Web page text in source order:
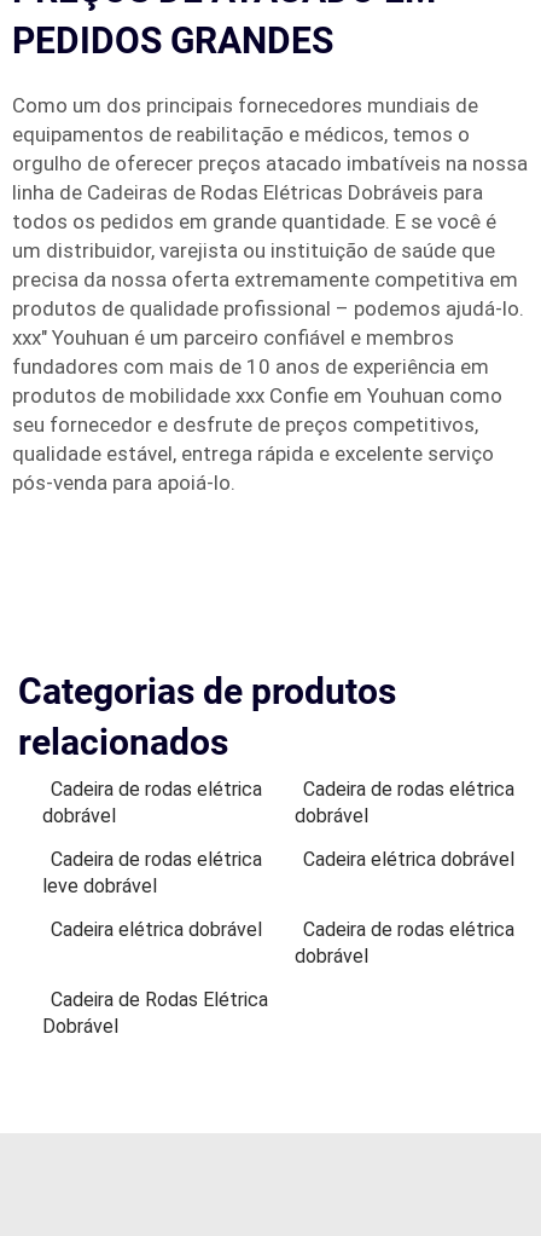
PEDIDOS GRANDES
Como um dos principais fornecedores mundiais de
equipamentos de reabilitação e médicos, temos o
orgulho de oferecer preços atacado imbatíveis na nossa
linha de Cadeiras de Rodas Elétricas Dobráveis para
todos os pedidos em grande quantidade. E se você é
um distribuidor, varejista ou instituição de saúde que
precisa da nossa oferta extremamente competitiva em
produtos de qualidade profissional – podemos ajudá-lo.
xxx" Youhuan é um parceiro confiável e membros
fundadores com mais de 10 anos de experiência em
produtos de mobilidade xxx Confie em Youhuan como
seu fornecedor e desfrute de preços competitivos,
qualidade estável, entrega rápida e excelente serviço
pós-venda para apoiá-lo.
Categorias de produtos
relacionados
Cadeira de rodas elétrica
dobrável
Cadeira de rodas elétrica
dobrável
Cadeira de rodas elétrica
leve dobrável
Cadeira elétrica dobrável
Cadeira elétrica dobrável
Cadeira de rodas elétrica
dobrável
Cadeira de Rodas Elétrica
Dobrável